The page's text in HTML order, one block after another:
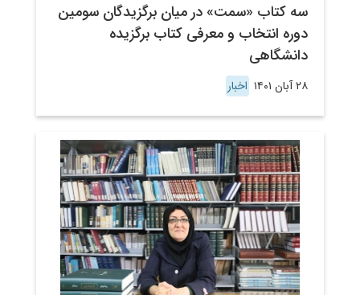
سه کتاب «سمت» در میان برگزیدگان سومین
دوره انتخاب و معرفی کتاب برگزیده
دانشگاهی
۲۸ آبان ۱۴۰۱ اخبار